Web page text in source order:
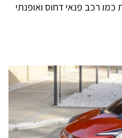
כמו רכב פנאי דחוס ואופנתי
בעלויות הייצור ולשמור
לחרך צר בלבד. מצד
היעד ביניהם פנסי לד, גג בד